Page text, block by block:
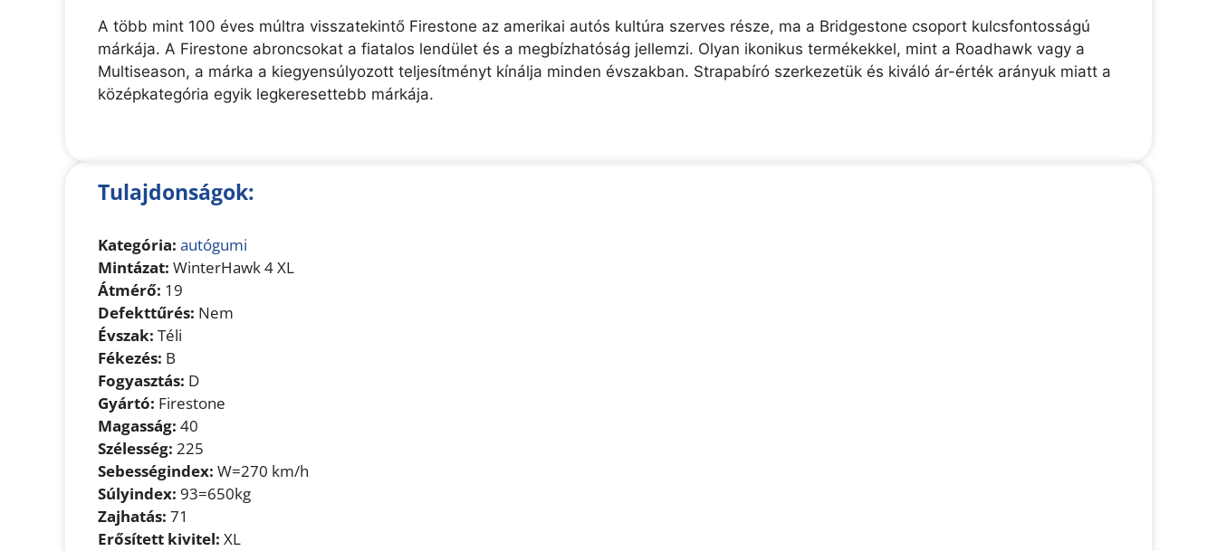
A több mint 100 éves múltra visszatekintő Firestone az amerikai autós kultúra szerves része, ma a Bridgestone csoport kulcsfontosságú
márkája. A Firestone abroncsokat a fiatalos lendület és a megbízhatóság jellemzi. Olyan ikonikus termékekkel, mint a Roadhawk vagy a
Multiseason, a márka a kiegyensúlyozott teljesítményt kínálja minden évszakban. Strapabíró szerkezetük és kiváló ár-érték arányuk miatt a
középkategória egyik legkeresettebb márkája.
Tulajdonságok:
Kategória: autógumi
Mintázat: WinterHawk 4 XL
Átmérő: 19
Defekttűrés: Nem
Évszak: Téli
Fékezés: B
Fogyasztás: D
Gyártó: Firestone
Magasság: 40
Szélesség: 225
Sebességindex: W=270 km/h
Súlyindex: 93=650kg
Zajhatás: 71
Erősített kivitel: XL